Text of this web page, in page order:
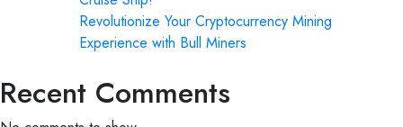
Revolutionize Your Cryptocurrency Mining
Experience with Bull Miners
Recent Comments